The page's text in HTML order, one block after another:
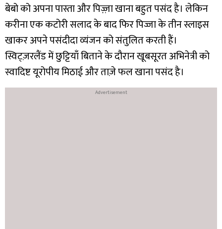
बेबो को अपना पास्ता और पिज़्ज़ा खाना बहुत पसंद है। लेकिन
करीना एक कटोरी सलाद के बाद फिर पिज्जा के तीन स्लाइस
खाकर अपने पसंदीदा व्यंजन को संतुलित करती हैं।
स्विट्ज़रलैंड में छुट्टियाँ बिताने के दौरान खूबसूरत अभिनेत्री को
स्वादिष्ट यूरोपीय मिठाई और ताज़े फल खाना पसंद है।